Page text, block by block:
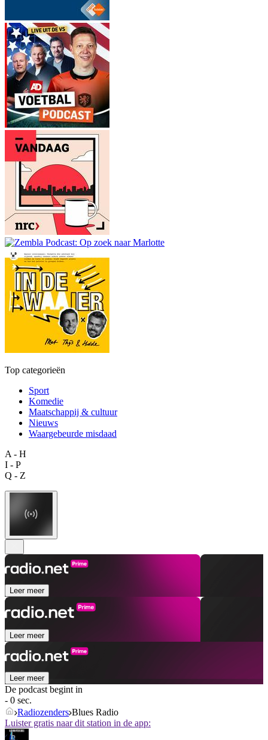
Top categorieën
Sport
Komedie
Maatschappij & cultuur
Nieuws
Waargebeurde misdaad
A - H
I - P
Q - Z
Leer meer
Leer meer
Leer meer
De podcast begint in
- 0 sec.
Radiozenders Blues Radio
Luister gratis naar dit station in de app: